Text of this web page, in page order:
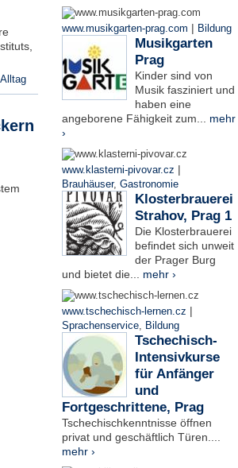
Alltag
www.musikgarten-prag.com | Bildung
Musikgarten
Prag
Kinder sind von
Musik fasziniert und
haben eine
angeborene Fähigkeit zum... mehr
›
www.klasterni-pivovar.cz |
Brauhäuser, Gastronomie
Klosterbrauerei
Strahov, Prag 1
Die Klosterbrauerei
befindet sich unweit
der Prager Burg
und bietet die... mehr ›
www.tschechisch-lernen.cz |
Sprachenservice, Bildung
Tschechisch-
Intensivkurse
für Anfänger
und
Fortgeschrittene, Prag
Tschechischkenntnisse öffnen
privat und geschäftlich Türen....
mehr ›